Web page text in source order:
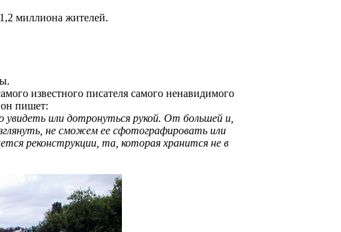
миллиона жителей.
известного писателя самого ненавидимого
он пишет:
или дотронуться рукой. От большей и,
не сможем ее сфотографировать или
реконструкции, та, которая хранится не в